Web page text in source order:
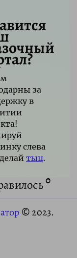
за
в
слева
тыц.
0
© 2023.